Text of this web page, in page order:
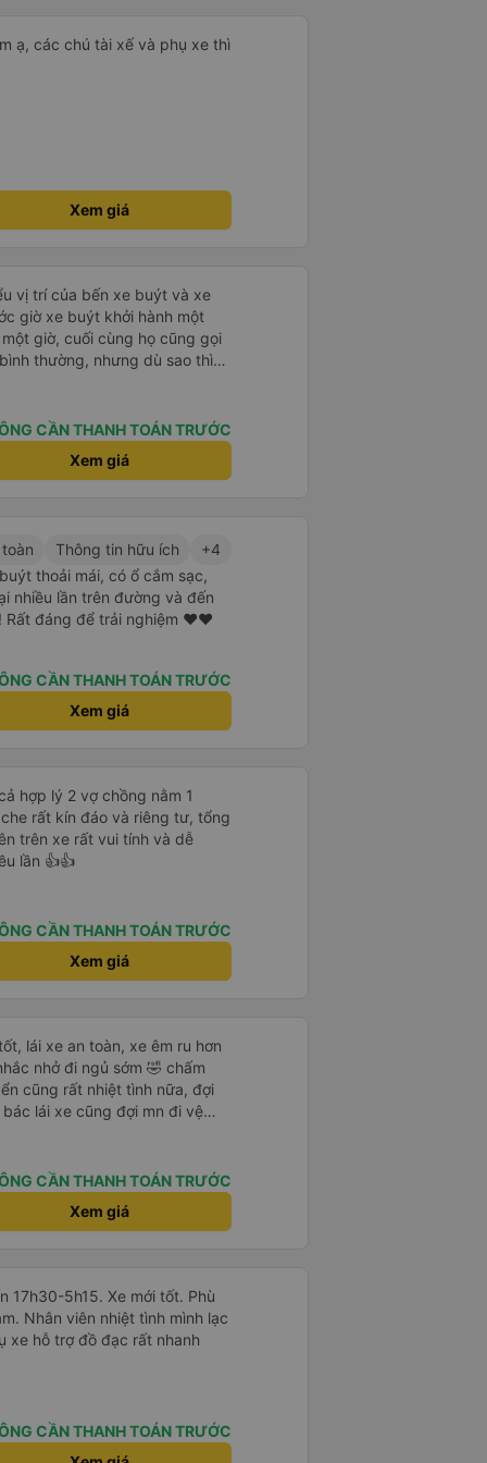
ạ, các chú tài xế và phụ xe thì
Xem giá
vị trí của bến xe buýt và xe
giờ xe buýt khởi hành một
giờ, cuối cùng họ cũng gọi
thường, nhưng dù sao thì
vì tôi rất thoải mái. Sẽ tuyệt
rất nhiều.CẦN THANH TOÁN TRƯỚC
Xem giá
Thông tin hữu ích
+4
thoải mái, có ổ cắm sạc,
nhiều lần trên đường và đến
Rất đáng để trải nghiệm ♥️♥️
CẦN THANH TOÁN TRƯỚC
Xem giá
hợp lý 2 vợ chồng nằm 1
rất kín đáo và riêng tư, tổng
trên xe rất vui tính và dễ
lần 👍👍
CẦN THANH TOÁN TRƯỚC
Xem giá
lái xe an toàn, xe êm ru hơn
nhở đi ngủ sớm 🤣 chấm
cũng rất nhiệt tình nữa, đợi
bác lái xe cũng đợi mn đi vệ
mắng khách như xe khác,
rất rộng nữa người m8, m9
đâu nhưng rất tốt mn nhé, tại
mình thấy thế
CẦN THANH TOÁN TRƯỚC
Xem giá
17h30-5h15. Xe mới tốt. Phù
Nhân viên nhiệt tình mình lạc
xe hỗ trợ đồ đạc rất nhanh
CẦN THANH TOÁN TRƯỚC